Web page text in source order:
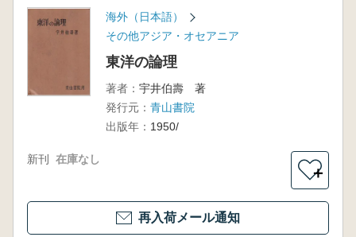
海外（日本語）
その他アジア・オセアニア
東洋の論理
著者： 宇井伯壽 著
発行元： 青山書院
出版年： 1950/
新刊 在庫なし
＋
再入荷メール通知